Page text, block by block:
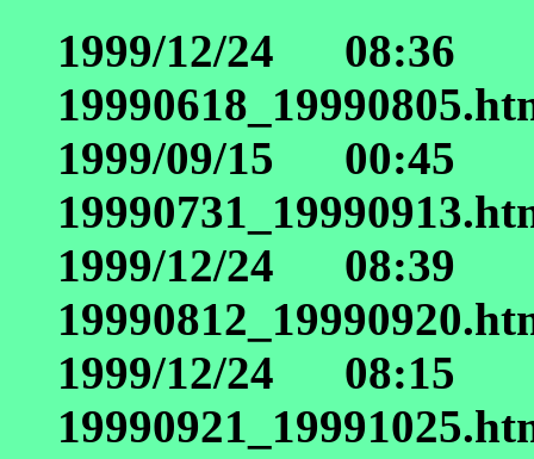
1999/12/24
1999/09/15
1999/12/24
1999/12/24